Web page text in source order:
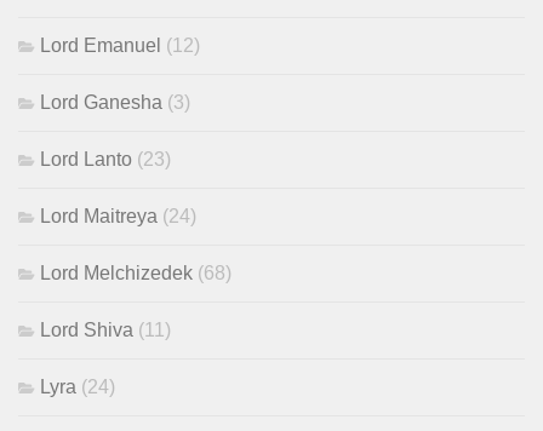
Lord Emanuel (12)
Lord Ganesha (3)
Lord Lanto (23)
Lord Maitreya (24)
Lord Melchizedek (68)
Lord Shiva (11)
Lyra (24)